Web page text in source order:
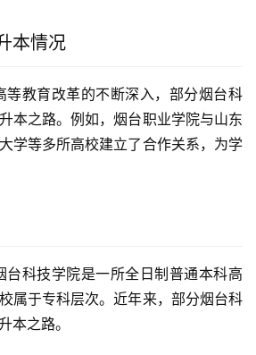
本情况
本之路。例如，烟台职业学院与山东
学等多所高校建立了合作关系，为学
属于专科层次。近年来，部分烟台科
本之路。